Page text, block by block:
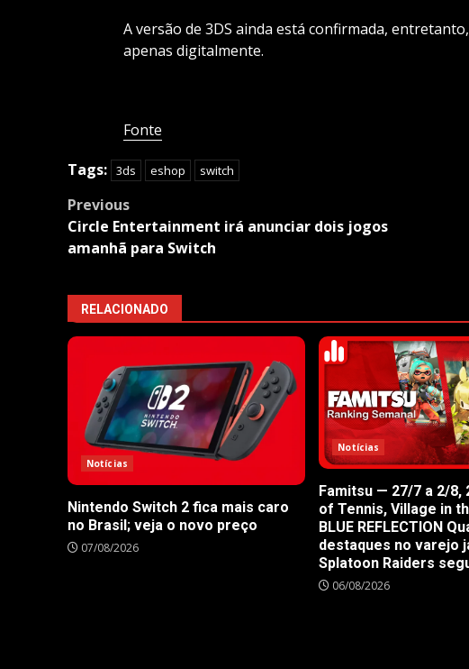
A versão de 3DS ainda está confirmada,
apenas digitalmente.
Fonte
Tags: 3ds eshop switch
Post
navigation
Previous
Circle Entertainment irá anunciar dois jogos
amanhã para Switch
RELACIONADO
Notícias
Nintendo Switch 2 fica mais caro
no Brasil; veja o novo preço
07/08/2026
Notícias
Famitsu — 27/7 a 2/8,
of Tennis, Village in
BLUE REFLECTION
destaques no varejo
Splatoon Raiders
06/08/2026